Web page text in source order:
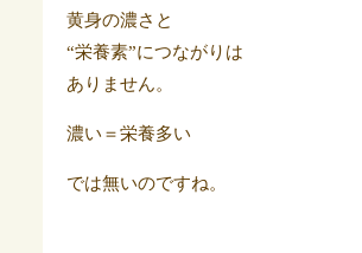
黄身の濃さと
“栄養素”につながりは
ありません。
濃い＝栄養多い
では無いのですね。